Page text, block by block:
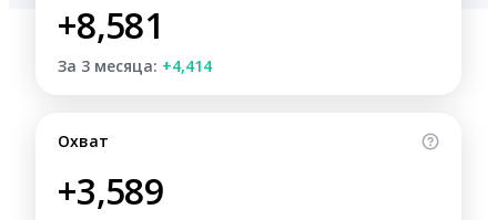
+8,581
За 3 месяца: +4,414
Охват
+3,589